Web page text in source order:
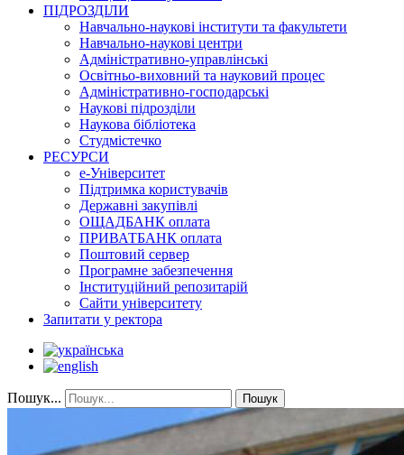
ПІДРОЗДІЛИ
Навчально-наукові інститути та факультети
Навчально-наукові центри
Адміністративно-управлінські
Освітньо-виховний та науковий процес
Адміністративно-господарські
Наукові підрозділи
Наукова бібліотека
Студмістечко
РЕСУРСИ
е-Університет
Підтримка користувачів
Державні закупівлі
ОЩАДБАНК оплата
ПРИВАТБАНК оплата
Поштовий сервер
Програмне забезпечення
Інституційний репозитарій
Сайти університету
Запитати у ректора
Пошук... Пошук